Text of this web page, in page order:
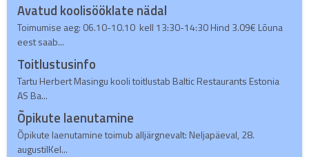
Avatud koolisööklate nädal
Toimumise aeg: 06.10-10.10 kell 13:30-14:30 Hind 3.09€ Lõuna
eest saab...
Toitlustusinfo
Tartu Herbert Masingu kooli toitlustab Baltic Restaurants Estonia
AS Ba...
Õpikute laenutamine
Õpikute laenutamine toimub alljärgnevalt: Neljapäeval, 28.
augustilKel...